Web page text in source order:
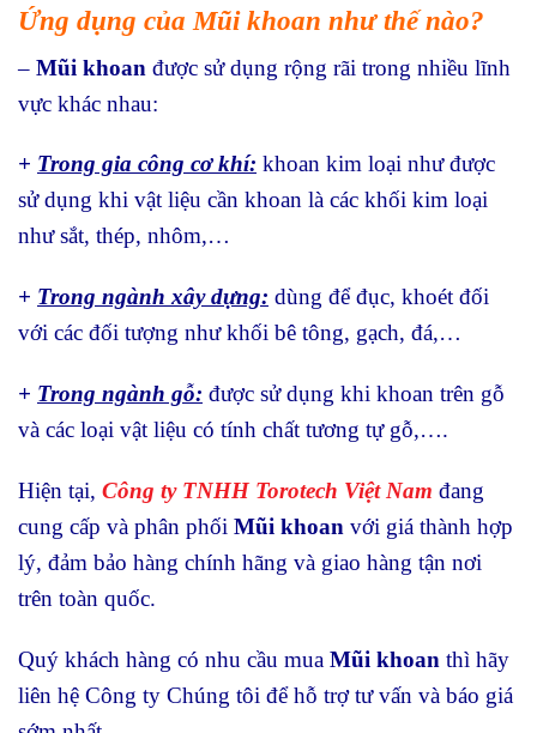
Ứng dụng của Mũi khoan như thế nào?
– Mũi khoan được sử dụng rộng rãi trong nhiều lĩnh
vực khác nhau:
+ Trong gia công cơ khí: khoan kim loại như được
sử dụng khi vật liệu cần khoan là các khối kim loại
như sắt, thép, nhôm,…
+ Trong ngành xây dựng: dùng để đục, khoét đối
với các đối tượng như khối bê tông, gạch, đá,…
+ Trong ngành gỗ: được sử dụng khi khoan trên gỗ
và các loại vật liệu có tính chất tương tự gỗ,….
Hiện tại, Công ty TNHH Torotech Việt Nam đang
cung cấp và phân phối Mũi khoan với giá thành hợp
lý, đảm bảo hàng chính hãng và giao hàng tận nơi
trên toàn quốc.
Quý khách hàng có nhu cầu mua Mũi khoan thì hãy
liên hệ Công ty Chúng tôi để hỗ trợ tư vấn và báo giá